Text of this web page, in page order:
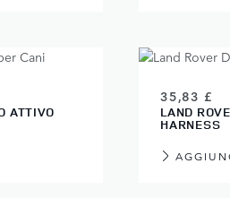
ATTIVO
35,83 £
LAND
HARNESS